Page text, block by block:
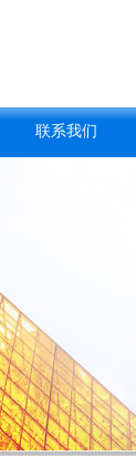
联系我们